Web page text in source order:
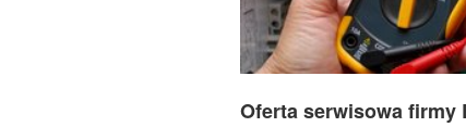
Oferta serwisowa firmy